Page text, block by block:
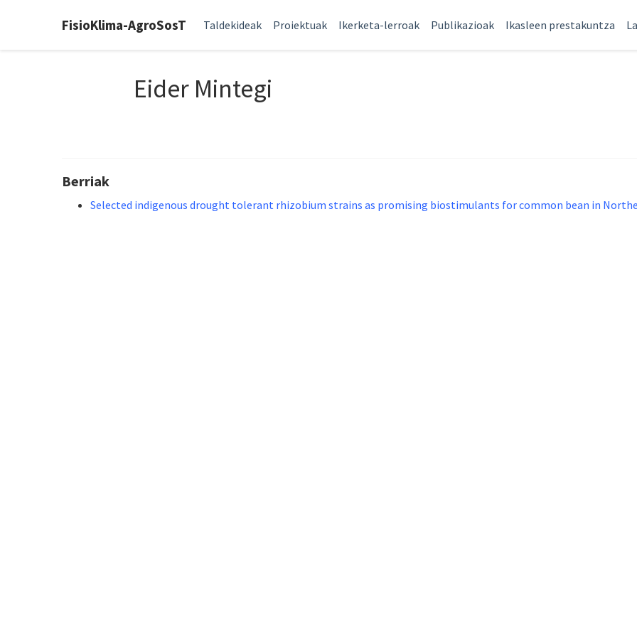
FisioKlima-AgroSosT Taldekideak Proiektuak Ikerketa-lerroak Publikazioak Ikasleen prestakuntza
Eider Mintegi
Berriak
Selected indigenous drought tolerant rhizobium strains as promising biostimulants for common bean in